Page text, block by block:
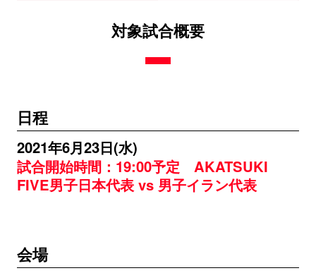
対象試合概要
日程
2021年6月23日(水)
試合開始時間：19:00予定 AKATSUKI
FIVE男子日本代表 vs 男子イラン代表
会場